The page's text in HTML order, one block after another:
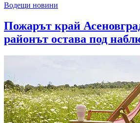
Водещи новини
Пожарът край
районът остава под